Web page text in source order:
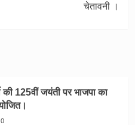
चेतावनी ।
की 125वीं जयंती पर भाजपा का
0